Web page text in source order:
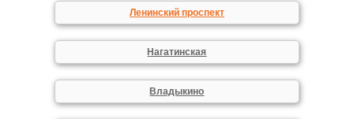
Ленинский проспект
Нагатинская
Владыкино